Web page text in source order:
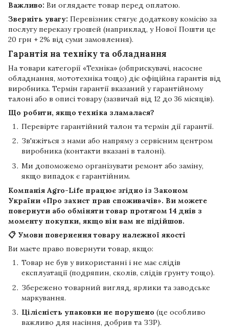
Важливо: Ви оглядаєте товар перед оплатою.
Зверніть увагу: Перевізник стягує додаткову комісію за
послугу переказу грошей (наприклад, у Нової Пошти це
20 грн + 2% від суми замовлення).
Гарантія на техніку та обладнання
На товари категорії «Техніка» (обприскувачі, насосне
обладнання, мототехніка тощо) діє офіційна гарантія від
виробника. Термін гарантії вказаний у гарантійному
талоні або в описі товару (зазвичай від 12 до 36 місяців).
Що робити, якщо техніка зламалася?
Перевірте гарантійний талон та термін дії гарантії.
Зв'яжіться з нами або напряму з сервісним центром
виробника (контакти вказані в талоні).
Ми допоможемо організувати ремонт або заміну,
якщо випадок є гарантійним.
Компанія Agro-Life працює згідно із Законом
України «Про захист прав споживачів». Ви можете
повернути або обміняти товар протягом 14 днів з
моменту покупки, якщо він вам не підійшов.
📋 Умови повернення товару належної якості
Ви маєте право повернути товар, якщо:
Товар не був у використанні і не має слідів
експлуатації (подряпин, сколів, слідів ґрунту тощо).
Збережено товарний вигляд, ярлики та заводське
маркування.
Цілісність упаковки не порушено (це особливо
важливо для насіння, добрив та ЗЗР).